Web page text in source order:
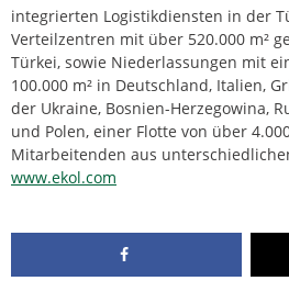
integrierten Logistikdiensten in der
Verteilzentren mit über 520.000 m²
Türkei, sowie Niederlassungen mit
100.000 m² in Deutschland, Italien,
der Ukraine, Bosnien-Herzegowina,
und Polen, einer Flotte von über
Mitarbeitenden aus
www.ekol.com